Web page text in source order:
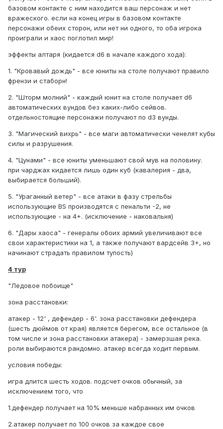
базовом контакте с ним находится ваш персонаж и нет
вражеского. если на конец игры в базовом контакте
персонажи обеих сторон, или нет ни одного, то оба игрока
проиграли и хаос поглотил мир!
эффекты алтаря (кидается d6 в начале каждого хода):
1. "Кровавый дождь" - все юниты на столе получают правило
френзи и стаборн!
2. "Шторм молний" - каждый юнит на столе получает d6
автоматических вундов без каких-либо сейвов.
отдельностоящие персонажи получают по d3 вунды.
3. "Магический вихрь" - все маги автоматически ченелят кубы
силы и разрушения.
4. "Цунами" - все юниты уменьшают свой мув на половину.
при чарджах кидается лишь один куб (кавалерия - два,
выбирается больший).
5. "Ураганный ветер" - все атаки в фазу стрельбы
использующие BS производятся с пенальти -2, не
использующие - на 4+. (исключение - наковальня)
6. "Дары хаоса" - генералы обоих армий увеличивают все
свои характеристики на 1, а также получают вардсейв 3+, но
начинают страдать правилом тупость)
4 тур
"Ледовое побоище"
зона расстановки:
атакер - 12' , дефендер - 6'. зона расстановки дефендера
(шесть дюймов от края) является берегом, все остальное (в
том числе и зона расстановки атакера) - замерзшая река.
роли выбираются рандомно. атакер всегда ходит первым.
условия победы:
игра длится шесть ходов. подсчет очков обычный, за
исключением того, что
1.дефендер получает на 10% меньше набранных им очков
2.атакер получает по 100 очков за каждое свое